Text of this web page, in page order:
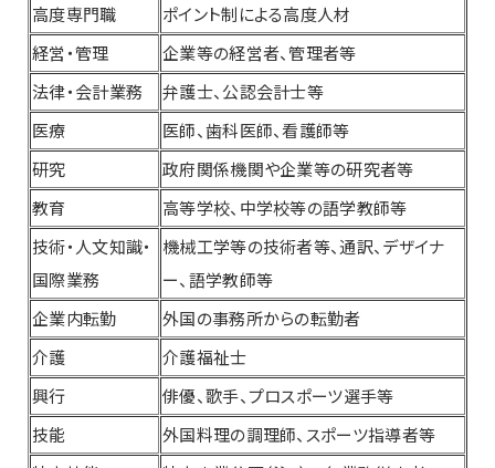
高度専門職
ポイント制による高度人材
経営・管理
企業等の経営者、管理者等
法律・会計業務
弁護士、公認会計士等
医療
医師、歯科医師、看護師等
研究
政府関係機関や企業等の研究者等
教育
高等学校、中学校等の語学教師等
技術・人文知識・
国際業務
機械工学等の技術者等、通訳、デザイナ
ー、語学教師等
企業内転勤
外国の事務所からの転勤者
介護
介護福祉士
興行
俳優、歌手、プロスポーツ選手等
技能
外国料理の調理師、スポーツ指導者等